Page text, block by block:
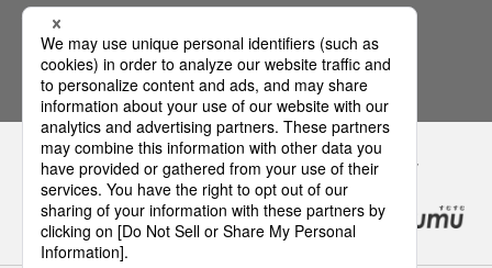
バーチャルショールーム
オンライン相談サービス
Panasonicの住まい・くらし SNSアカウント